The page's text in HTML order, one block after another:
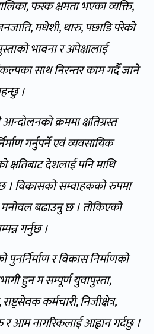
फरक क्षमता भएका व्यक्ति,
मधेशी, थारु, पछाडि परेको
भावना र अपेक्षालाई
साथ निरन्तर काम गर्दै जाने
।
क्रममा क्षतिग्रस्त
गर्नुपर्ने एवं व्यवसायिक
क्षतिबाट देशलाई पनि माथि
। विकासको सम्वाहकको रुपमा
मनोवल बढाउनु छ । तोकिएको
गर्नुछ ।
पुनर्निर्माण र विकास निर्माणको
हुन म सम्पूर्ण युवापुस्ता,
कर्मचारी, निजीक्षेत्र,
आम नागरिकलाई आह्वान गर्दछु ।